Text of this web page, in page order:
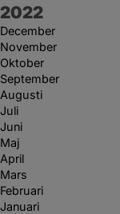
År:
2022
December
November
Oktober
September
Augusti
Juli
Juni
Maj
April
Mars
Februari
Januari